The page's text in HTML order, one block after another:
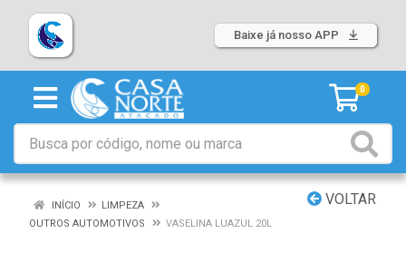
Baixe já nosso APP
0
VOLTAR
INÍCIO
LIMPEZA
OUTROS AUTOMOTIVOS
VASELINA LUAZUL 20L